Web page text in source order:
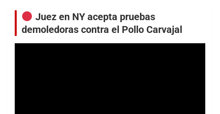
Juez en NY acepta pruebas
demoledoras contra el Pollo Carvajal